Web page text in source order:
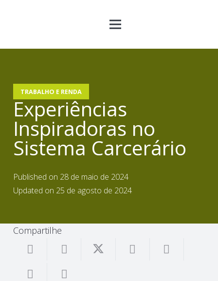
TRABALHO E RENDA
Experiências
Inspiradoras no
Sistema Carcerário
Published on 28 de maio de 2024
Updated on 25 de agosto de 2024
Compartilhe